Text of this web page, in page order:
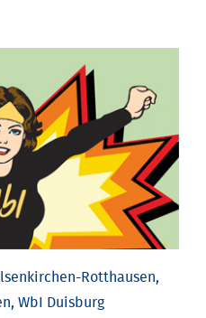
Rotthausen,
WbI Duisburg